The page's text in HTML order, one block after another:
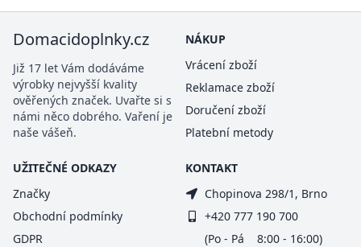
Domacidoplnky.cz
Již 17 let Vám dodáváme
výrobky nejvyšší kvality
ověřených značek. Uvařte si s
námi něco dobrého. Vaření je
naše vášeň.
NÁKUP
Vrácení zboží
Reklamace zboží
Doručení zboží
Platební metody
UŽITEČNÉ ODKAZY
Značky
Obchodní podmínky
GDPR
KONTAKT
Chopinova 298/1, Brno
+420 777 190 700
(Po - Pá 8:00 - 16:00)